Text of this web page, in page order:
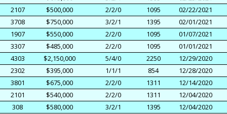
2107
$500,000 2/2/0 1095
02/22/2021
3708
$750,000 3/2/1 1395
02/01/2021
1907
$550,000 2/2/0 1095
01/07/2021
3307
$485,000 2/2/0 1095
01/01/2021
4303
$2,150,000 5/4/0 2250
12/29/2020
2302
$395,000 1/1/1 854
12/28/2020
3801
$675,000 2/2/0 1311
12/14/2020
2101
$540,000 2/2/0 1311
12/04/2020
308
$580,000 3/2/1 1395
12/04/2020